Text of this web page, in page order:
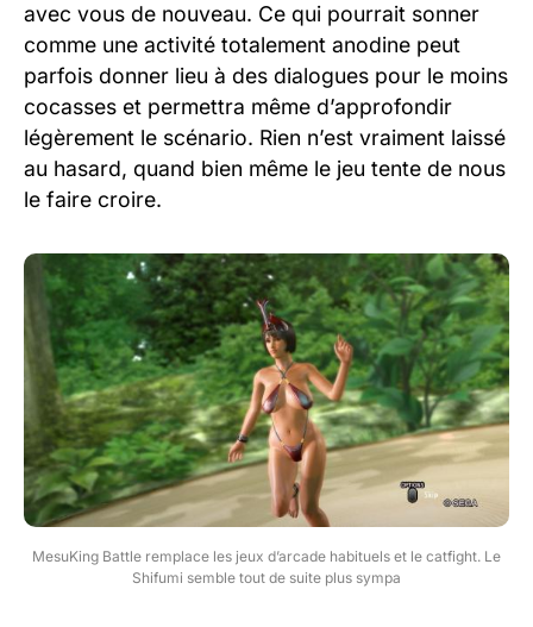
avec vous de nouveau. Ce qui pourrait sonner
comme une activité totalement anodine peut
parfois donner lieu à des dialogues pour le moins
cocasses et permettra même d’approfondir
légèrement le scénario. Rien n’est vraiment laissé
au hasard, quand bien même le jeu tente de nous
le faire croire.
MesuKing Battle remplace les jeux d’arcade habituels et le catfight. Le
Shifumi semble tout de suite plus sympa